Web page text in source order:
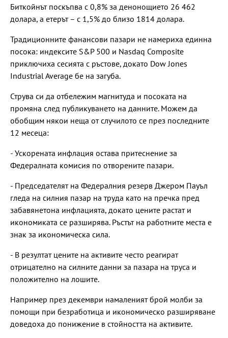
Биткойнът поскъпва с 0,8% за денонощието 26 462
долара, а етерът – с 1,5% до близо 1814 долара.
Традиционните фанансови пазари не намериха единна
посока: индексите S&P 500 и Nasdaq Composite
приключиха сесията с ръстове, докато Dow Jones
Industrial Average бе на загуба.
Струва си да отбележим магнитуда и посоката на
промяна след публикуването на данните. Можем да
обобщим някои неща от случилото се през последните
12 месеца:
- Ускорената инфлация остава притеснение за
Федералната комисия по отворените пазари.
- Председателят на Федералния резерв Джером Пауъл
гледа на силния пазар на труда като на пречка пред
забавянетона инфлацията, докато цените растат и
икономиката се разширява. Ръстът на работните места е
знак за икономическа сила.
- В резултат цените на активите често реагират
отрицателно на силните данни за пазара на труса и
положително на лошите.
Например през декември намаленият брой молби за
помощи при безработица и икономическо разширяване
доведоха до понижение в стойността на активите.